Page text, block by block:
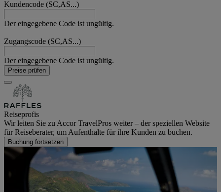
Kundencode (SC,AS...)
Der eingegebene Code ist ungültig.
Zugangscode (SC,AS...)
Der eingegebene Code ist ungültig.
Preise prüfen
Reiseprofis
Wir leiten Sie zu Accor TravelPros weiter – der speziellen Website
für Reiseberater, um Aufenthalte für ihre Kunden zu buchen.
Buchung fortsetzen